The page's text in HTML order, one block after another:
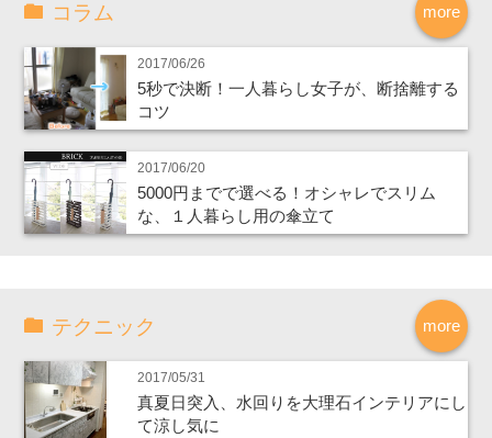
more
コラム
2017/06/26
5秒で決断！一人暮らし女子が、断捨離する
コツ
2017/06/20
5000円までで選べる！オシャレでスリム
な、１人暮らし用の傘立て
more
テクニック
2017/05/31
真夏日突入、水回りを大理石インテリアにし
て涼し気に